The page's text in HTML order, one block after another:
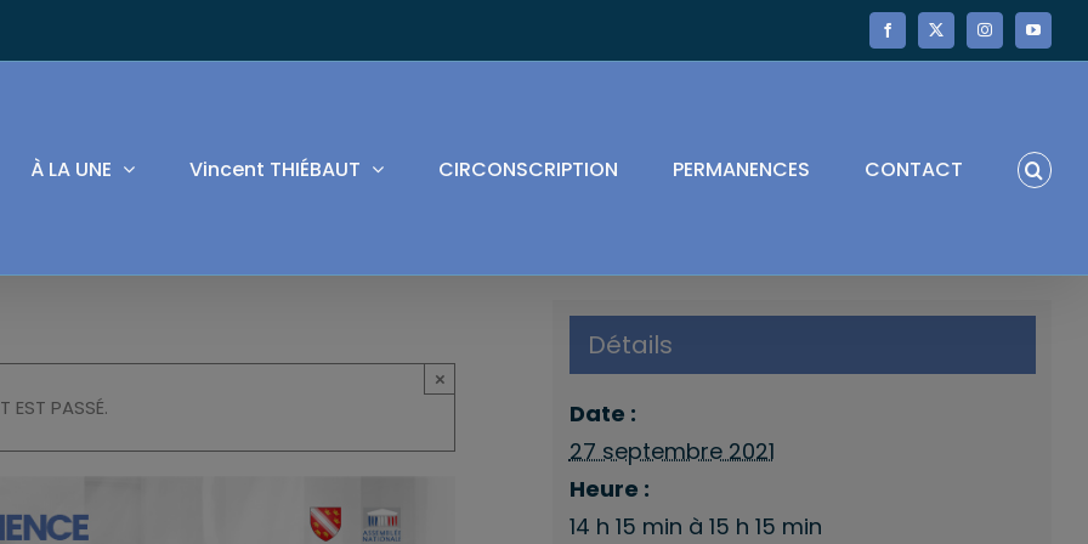
Facebook
X InstagramYouTube
À LA UNE Vincent THIÉBAUT CIRCONSCRIPTION PERMANENCES CONTACT
EST PASSÉ.
×
Détails
Date :
27 septembre 2021
Heure :
14 h 15 min à 15 h 15 min